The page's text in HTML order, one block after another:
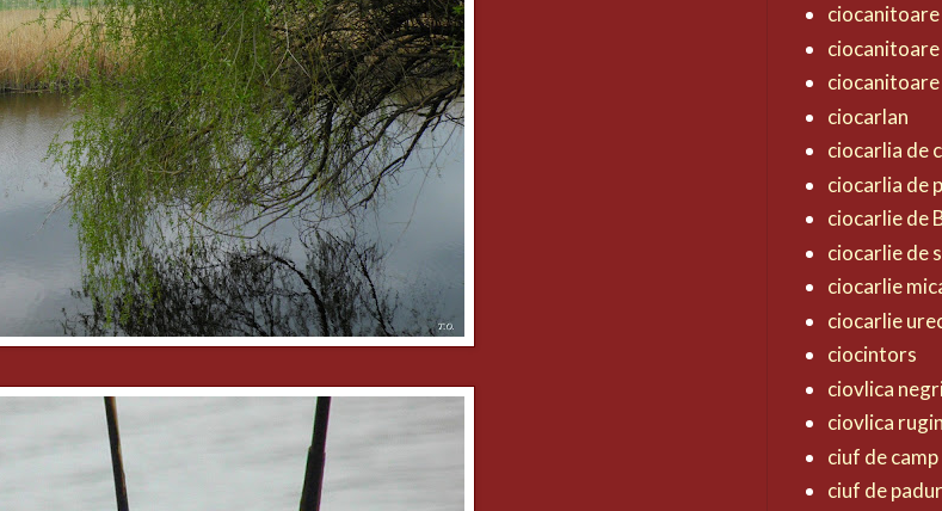
ciocarlan
ciocarlia de
ciocarlia de
ciocarlie de
ciocarlie de
ciocarlie
ciocarlie
ciocintors
ciovlica
ciovlica
ciuf de camp
ciuf de